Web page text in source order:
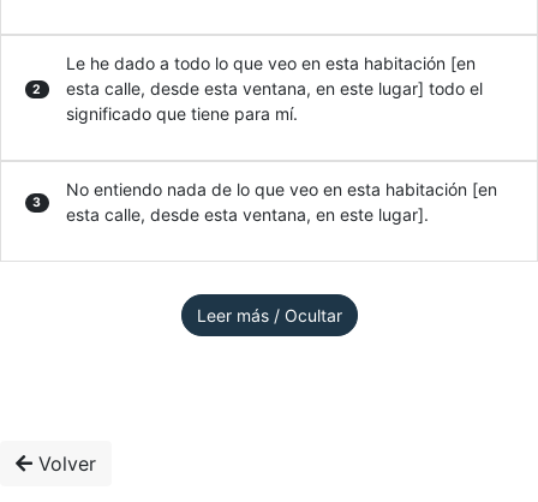
2
Le he dado a todo lo que veo en esta habitación [en
esta calle, desde esta ventana, en este lugar] todo el
significado que tiene para mí.
3
No entiendo nada de lo que veo en esta habitación [en
esta calle, desde esta ventana, en este lugar].
Leer más / Ocultar
Volver